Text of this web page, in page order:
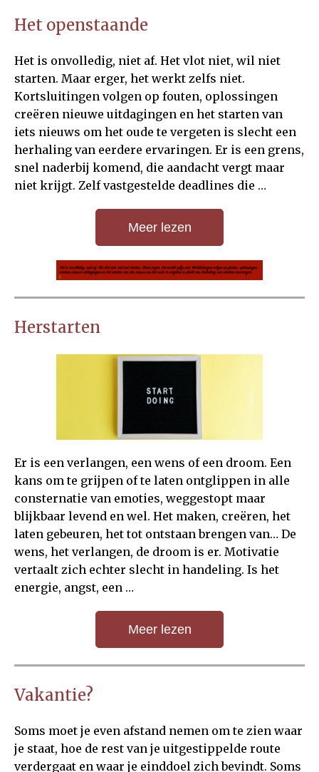
Het openstaande
Het is onvolledig, niet af. Het vlot niet, wil niet
starten. Maar erger, het werkt zelfs niet.
Kortsluitingen volgen op fouten, oplossingen
creëren nieuwe uitdagingen en het starten van
iets nieuws om het oude te vergeten is slecht een
herhaling van eerdere ervaringen. Er is een grens,
snel naderbij komend, die aandacht vergt maar
niet krijgt. Zelf vastgestelde deadlines die …
Meer lezen
Herstarten
Er is een verlangen, een wens of een droom. Een
kans om te grijpen of te laten ontglippen in alle
consternatie van emoties, weggestopt maar
blijkbaar levend en wel. Het maken, creëren, het
laten gebeuren, het tot ontstaan brengen van… De
wens, het verlangen, de droom is er. Motivatie
vertaalt zich echter slecht in handeling. Is het
energie, angst, een …
Meer lezen
Vakantie?
Soms moet je even afstand nemen om te zien waar
je staat, hoe de rest van je uitgestippelde route
verdergaat en waar je einddoel zich bevindt. Soms